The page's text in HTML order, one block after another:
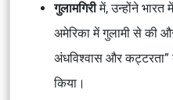
गुलामगिरीमें, उन्होंने भारत
अमेरिका में गुलामी से की और
अंधविश्वास और
किया।